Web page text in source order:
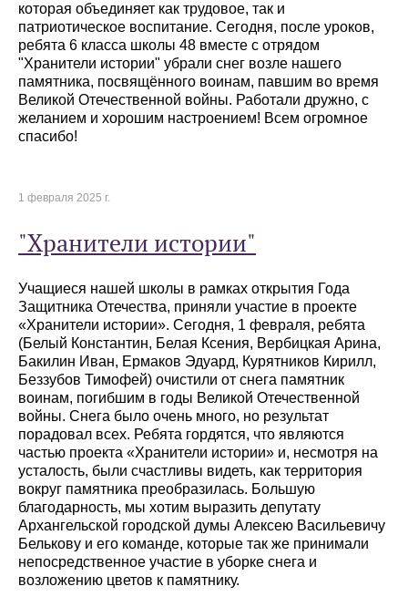
которая объединяет как трудовое, так и
патриотическое воспитание. Сегодня, после уроков,
ребята 6 класса школы 48 вместе с отрядом
"Хранители истории" убрали снег возле нашего
памятника, посвящённого воинам, павшим во время
Великой Отечественной войны. Работали дружно, с
желанием и хорошим настроением! Всем огромное
спасибо!
1 февраля 2025 г.
"Хранители истории"
Учащиеся нашей школы в рамках открытия Года
Защитника Отечества, приняли участие в проекте
«Хранители истории». Сегодня, 1 февраля, ребята
(Белый Константин, Белая Ксения, Вербицкая Арина,
Бакилин Иван, Ермаков Эдуард, Курятников Кирилл,
Беззубов Тимофей) очистили от снега памятник
воинам, погибшим в годы Великой Отечественной
войны. Снега было очень много, но результат
порадовал всех. Ребята гордятся, что являются
частью проекта «Хранители истории» и, несмотря на
усталость, были счастливы видеть, как территория
вокруг памятника преобразилась. Большую
благодарность, мы хотим выразить депутату
Архангельской городской думы Алексею Васильевичу
Белькову и его команде, которые так же принимали
непосредственное участие в уборке снега и
возложению цветов к памятнику.